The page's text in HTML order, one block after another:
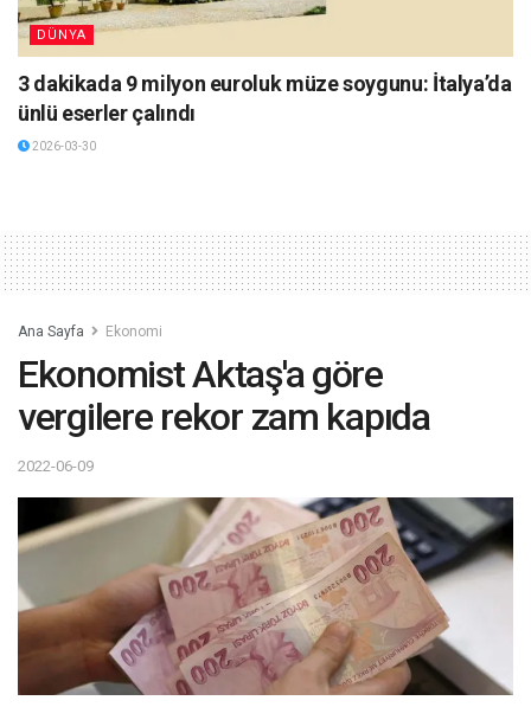
DÜNYA
3 dakikada 9 milyon euroluk müze soygunu: İtalya’da
ünlü eserler çalındı
2026-03-30
Ana Sayfa Ekonomi
Ekonomist Aktaş'a göre
vergilere rekor zam kapıda
2022-06-09